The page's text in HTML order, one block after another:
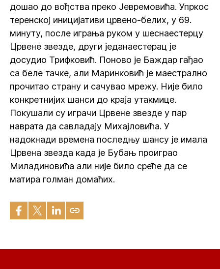
дошао до вођства преко Јевремовића. Упркос
теренској иницијативи црвено-белих, у 69.
минуту, после играња руком у шеснаестерцу
Црвене звезде, други једанаестерац је
досудио Трифковић. Поново је Баждар гађао
са беле тачке, али Маринковић је маестрално
прочитао страну и сачувао мрежу. Није било
конкретнијих шанси до краја утакмице.
Покушали су играчи Црвене звезде у пар
наврата да савладају Михајловића. У
надокнади времена последњу шансу је имала
Црвена звезда када је Бубањ проиграо
Миладиновића али није било среће да се
матира голман домаћих.